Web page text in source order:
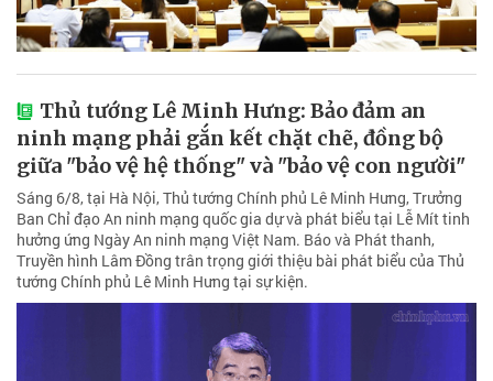
Thủ tướng Lê Minh Hưng: Bảo đảm an
ninh mạng phải gắn kết chặt chẽ, đồng bộ
giữa "bảo vệ hệ thống" và "bảo vệ con người"
Sáng 6/8, tại Hà Nội, Thủ tướng Chính phủ Lê Minh Hưng, Trưởng
Ban Chỉ đạo An ninh mạng quốc gia dự và phát biểu tại Lễ Mít tinh
hưởng ứng Ngày An ninh mạng Việt Nam. Báo và Phát thanh,
Truyền hình Lâm Đồng trân trọng giới thiệu bài phát biểu của Thủ
tướng Chính phủ Lê Minh Hưng tại sự kiện.